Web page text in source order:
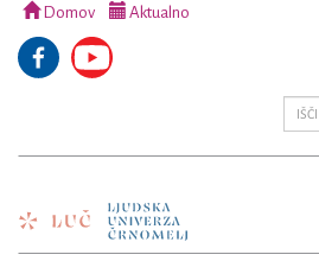
Domov Aktualno